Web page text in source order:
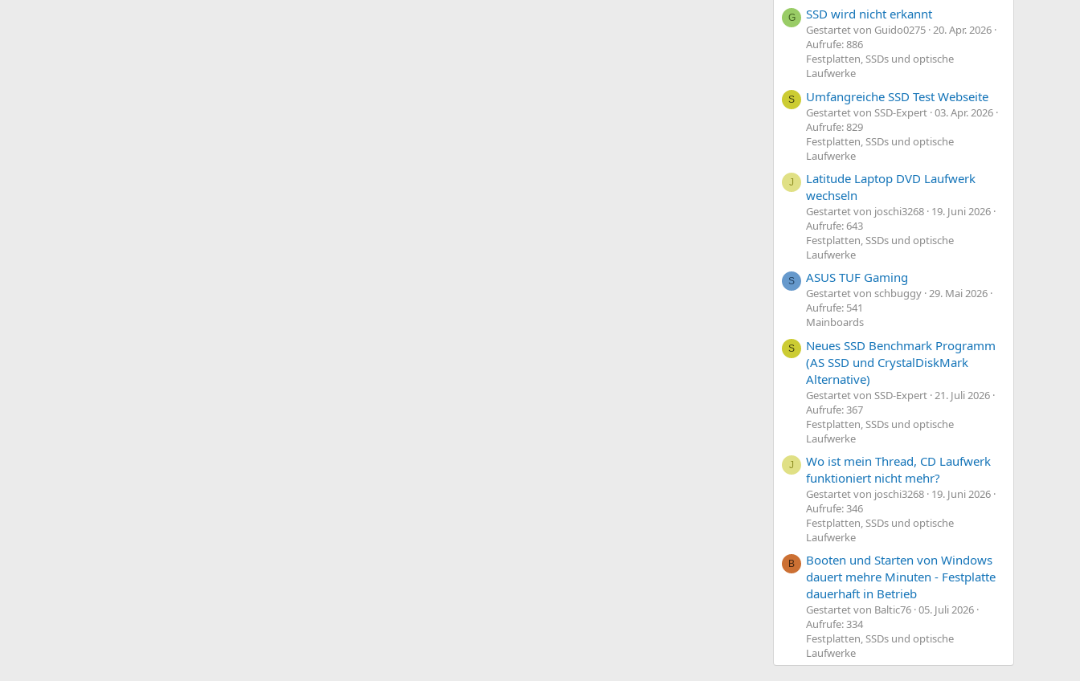
G SSD wird nicht erkannt
Gestartet von Guido0275 20. Apr. 2026
Aufrufe: 886
Festplatten, SSDs und optische
Laufwerke
S Umfangreiche SSD Test Webseite
Gestartet von SSD-Expert 03. Apr. 2026
Aufrufe: 829
Festplatten, SSDs und optische
Laufwerke
J
Latitude Laptop DVD Laufwerk
wechseln
Gestartet von joschi3268 19. Juni 2026
Aufrufe: 643
Festplatten, SSDs und optische
Laufwerke
S ASUS TUF Gaming
Gestartet von schbuggy 29. Mai 2026
Aufrufe: 541
Mainboards
S
Neues SSD Benchmark Programm
(AS SSD und CrystalDiskMark
Alternative)
Gestartet von SSD-Expert 21. Juli 2026
Aufrufe: 367
Festplatten, SSDs und optische
Laufwerke
J
Wo ist mein Thread, CD Laufwerk
funktioniert nicht mehr?
Gestartet von joschi3268 19. Juni 2026
Aufrufe: 346
Festplatten, SSDs und optische
Laufwerke
B
Booten und Starten von Windows
dauert mehre Minuten - Festplatte
dauerhaft in Betrieb
Gestartet von Baltic76 05. Juli 2026
Aufrufe: 334
Festplatten, SSDs und optische
Laufwerke